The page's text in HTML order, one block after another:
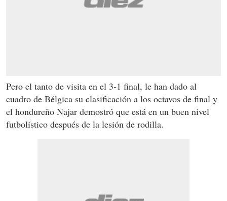
Pero el tanto de visita en el 3-1 final, le han dado al
cuadro de Bélgica su clasificación a los octavos de final y
el hondureño Najar demostró que está en un buen nivel
futbolístico después de la lesión de rodilla.